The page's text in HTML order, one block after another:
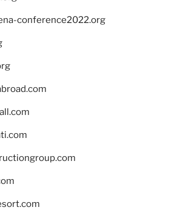
conference2022.org